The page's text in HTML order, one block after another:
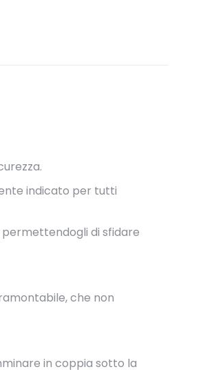
indicato per tutti
di sfidare
che non
in coppia sotto la